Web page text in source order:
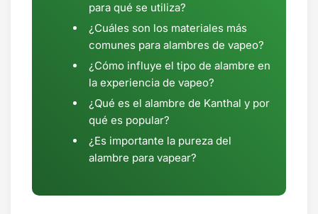
para qué se utiliza?
¿Cuáles son los materiales más
comunes para alambres de vapeo?
¿Cómo influye el tipo de alambre en
la experiencia de vapeo?
¿Qué es el alambre de Kanthal y por
qué es popular?
¿Es importante la pureza del
alambre para vapear?